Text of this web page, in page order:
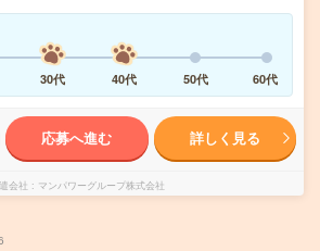
30代 40代 50代 60代
応募へ進む 詳しく見る
会社 マンパワーグループ株式会社